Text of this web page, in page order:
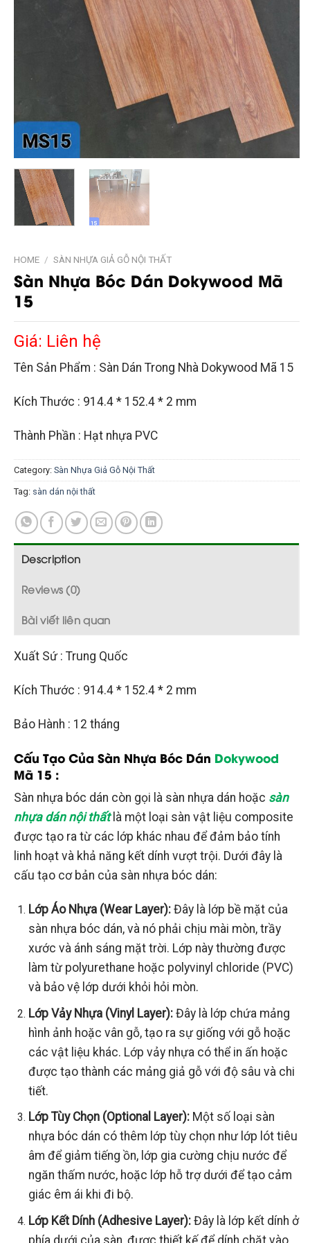
HOME / SÀN NHỰA GIẢ GỖ NỘI THẤT
Sàn Nhựa Bóc Dán Dokywood Mã
15
Giá: Liên hệ
Tên Sản Phẩm : Sàn Dán Trong Nhà Dokywood Mã 15
Kích Thước : 914.4 * 152.4 * 2 mm
Thành Phần : Hạt nhựa PVC
Category: Sàn Nhựa Giả Gỗ Nội Thất
Tag: sàn dán nội thất
Description
Reviews (0)
Bài viết liên quan
Xuất Sứ : Trung Quốc
Kích Thước : 914.4 * 152.4 * 2 mm
Bảo Hành : 12 tháng
Cấu Tạo Của Sàn Nhựa Bóc Dán Dokywood
Mã 15 :
Sàn nhựa bóc dán còn gọi là sàn nhựa dán hoặc sàn
nhựa dán nội thấtlà một loại sàn vật liệu composite
được tạo ra từ các lớp khác nhau để đảm bảo tính
linh hoạt và khả năng kết dính vượt trội. Dưới đây là
cấu tạo cơ bản của sàn nhựa bóc dán:
Lớp Áo Nhựa (Wear Layer):Đây là lớp bề mặt của
sàn nhựa bóc dán, và nó phải chịu mài mòn, trầy
xước và ánh sáng mặt trời. Lớp này thường được
làm từ polyurethane hoặc polyvinyl chloride (PVC)
và bảo vệ lớp dưới khỏi hỏi mòn.
Lớp Vảy Nhựa (Vinyl Layer):Đây là lớp chứa mảng
hình ảnh hoặc vân gỗ, tạo ra sự giống với gỗ hoặc
các vật liệu khác. Lớp vảy nhựa có thể in ấn hoặc
được tạo thành các mảng giả gỗ với độ sâu và chi
tiết.
Lớp Tùy Chọn (Optional Layer):Một số loại sàn
nhựa bóc dán có thêm lớp tùy chọn như lớp lót tiêu
âm để giảm tiếng ồn, lớp gia cường chịu nước để
ngăn thấm nước, hoặc lớp hỗ trợ dưới để tạo cảm
giác êm ái khi đi bộ.
Lớp Kết Dính (Adhesive Layer):Đây là lớp kết dính ở
phía dưới của sàn, được thiết kế để dính chặt vào